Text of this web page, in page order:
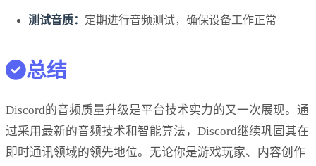
测试音质： 定期进行音频测试，确保设备工作正常
总结
Discord的音频质量升级是平台技术实力的又一次展现。通
过采用最新的音频技术和智能算法，Discord继续巩固其在
即时通讯领域的领先地位。无论你是游戏玩家、内容创作